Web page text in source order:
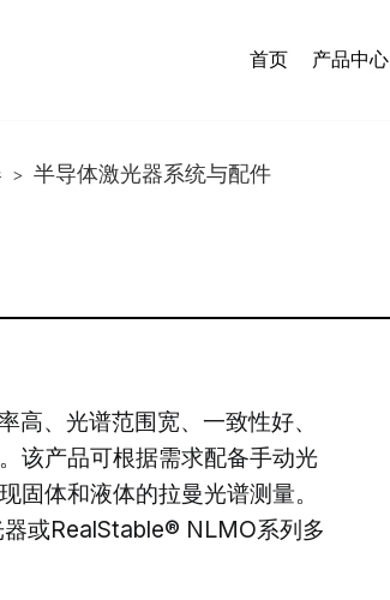
首页 产品中心
> 半导体激光器系统与配件
高、光谱范围宽、一致性好、
该产品可根据需求配备手动光
固体和液体的拉曼光谱测量。
或RealStable® NLMO系列多